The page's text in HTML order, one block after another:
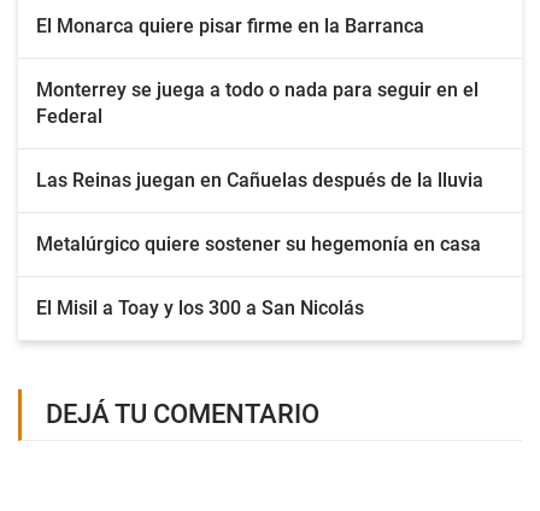
El Monarca quiere pisar firme en la Barranca
Monterrey se juega a todo o nada para seguir en el
Federal
Las Reinas juegan en Cañuelas después de la lluvia
Metalúrgico quiere sostener su hegemonía en casa
El Misil a Toay y los 300 a San Nicolás
DEJÁ TU COMENTARIO